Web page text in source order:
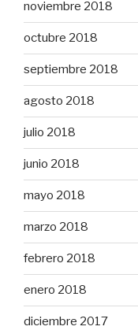
noviembre 2018
octubre 2018
septiembre 2018
agosto 2018
julio 2018
junio 2018
mayo 2018
marzo 2018
febrero 2018
enero 2018
diciembre 2017